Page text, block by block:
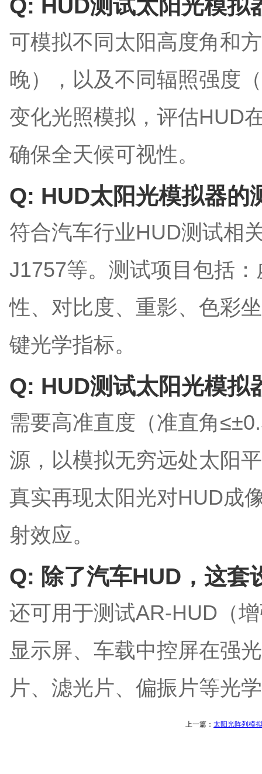
Q: HUD测试太阳光模拟
可模拟不同太阳高度角和
晚），以及不同辐照强度
变化光照模拟，评估HUD
确保全天候可视性。
Q: HUD太阳光模拟器的
符合汽车行业HUD测试相
J1757等。测试项目包括
性、对比度、重影、色彩
键光学指标。
Q: HUD测试太阳光模拟
需要高准直度（准直角
源，以模拟无穷远处太阳
真实再现太阳光对HUD成
射效应。
Q: 除了汽车HUD，这套
还可用于测试AR-HUD（
显示屏、车载中控屏在强
片、滤光片、偏振片等光
上一篇：太阳光阵列模